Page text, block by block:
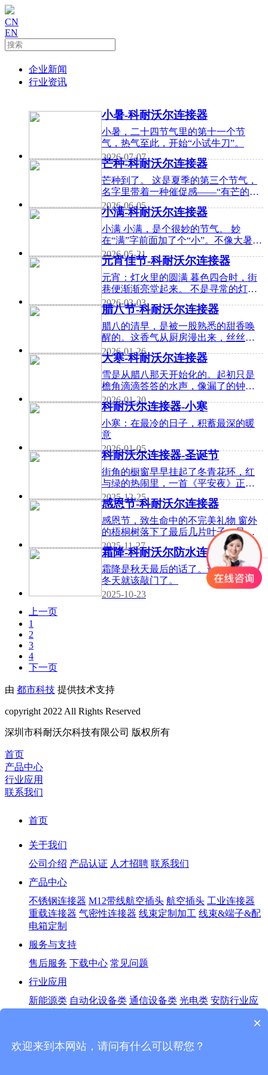
CN
EN
企业新闻
行业资讯
小暑-科耐沃尔连接器
小暑，二十四节气里的第十一个节
气，热气至此，开始“小试牛刀”。
2026-07-07
芒种-科耐沃尔连接器
芒种到了。 这是夏季的第三个节气，
名字里带着一种催促感——“有芒的麦
子快收，有芒的稻子可种”。一边是收
获，一边是播种，农人们两头忙，分
2026-06-05
小满-科耐沃尔连接器
小满 小满，是个很妙的节气。 妙
在“满”字前面加了个“小”。不像大暑大
寒那般极端，也不像惊蛰清明那样动
感，小满含蓄、温和，带着一种恰到
好处的分
2026-05-21
元宵佳节-科耐沃尔连接器
元宵：灯火里的圆满 暮色四合时，街
巷便渐渐亮堂起来。 不是寻常的灯
火，是红的、黄的、紫的，圆的、方
的、莲花状的——一盏一盏，在檐
下、在枝头、在孩童的手中
2026-03-03
腊八节-科耐沃尔连接器
腊八的清早，是被一股熟悉的甜香唤
醒的。这香气从厨房漫出来，丝丝缕
缕，糯糯的，带着各色豆谷在文火慢
熬中释放出的暖意。 母亲照例在灶前
守着那口厚重的砂锅。锅里正“咕
2026-01-26
大寒-科耐沃尔连接器
雪是从腊八那天开始化的。起初只是
檐角滴滴答答的水声，像漏了的钟。
王伯缩在堂屋那把磨得发亮的竹椅
上，听着，觉得那声音比刀子还利，
一下下剐着他的骨头缝。屋子里有股
陈年的霉
2026-01-20
科耐沃尔连接器-小寒
小寒：在最冷的日子，积蓄最深的暖
意
2026-01-05
科耐沃尔连接器-圣诞节
街角的橱窗早早挂起了冬青花环，红
与绿的热闹里，一首《平安夜》正从
咖啡店的音箱里淌出来。又是一年圣
诞。
2025-12-25
感恩节-科耐沃尔连接器
感恩节，致生命中的不完美礼物 窗外
的梧桐树落下了最后几片叶子，风里
开始带着凛冽的味道。街角的咖啡店
挂起了冬青花环，暖黄的灯光下，人
们谈论着火鸡与南瓜派。 感恩节，这
个
2025-11-27
霜降-科耐沃尔防水连接器
霜降是秋天最后的话了。说完这句，
冬天就该敲门了。
2025-10-23
上一页
1
2
3
4
下一页
由 都市科技 提供技术支持
copyright 2022 All Rights Reserved
深圳市科耐沃尔科技有限公司 版权所有
首页
产品中心
行业应用
联系我们
首页
关于我们
公司介绍 产品认证 人才招聘 联系我们
产品中心
不锈钢连接器 M12带线航空插头 航空插头 工业连接器
重载连接器 气密性连接器 线束定制加工 线束&端子&配
电箱定制
服务与支持
售后服务 下载中心 常见问题
行业应用
新能源类 自动化设备类 通信设备类 光电类 安防行业应
行业资讯 公司新闻
×
欢迎来到本网站，请问有什么可以帮您？